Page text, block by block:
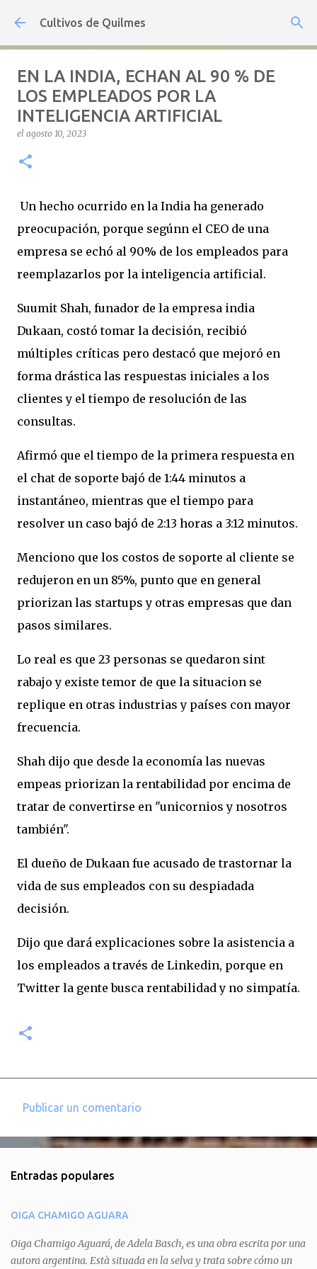
Ir al contenido principal
Cultivos de Quilmes
EN LA INDIA, ECHAN AL 90 % DE
LOS EMPLEADOS POR LA
INTELIGENCIA ARTIFICIAL
el agosto 10, 2023
Un hecho ocurrido en la India ha generado
preocupación, porque segúnn el CEO de una
empresa se echó al 90% de los empleados para
reemplazarlos por la inteligencia artificial.
Suumit Shah, funador de la empresa india
Dukaan, costó tomar la decisión, recibió
múltiples críticas pero destacó que mejoró en
forma drástica las respuestas iniciales a los
clientes y el tiempo de resolución de las
consultas.
Afirmó que el tiempo de la primera respuesta en
el chat de soporte bajó de 1:44 minutos a
instantáneo, mientras que el tiempo para
resolver un caso bajó de 2:13 horas a 3:12 minutos.
Menciono que los costos de soporte al cliente se
redujeron en un 85%, punto que en general
priorizan las startups y otras empresas que dan
pasos similares.
Lo real es que 23 personas se quedaron sint
rabajo y existe temor de que la situacion se
replique en otras industrias y países con mayor
frecuencia.
Shah dijo que desde la economía las nuevas
empeas priorizan la rentabilidad por encima de
tratar de convertirse en "unicornios y nosotros
también".
El dueño de Dukaan fue acusado de trastornar la
vida de sus empleados con su despiadada
decisión.
Dijo que dará explicaciones sobre la asistencia a
los empleados a través de Linkedin, porque en
Twitter la gente busca rentabilidad y no simpatía.
e
t
a
r
Publicar un comentario
Entradas populares
OIGA CHAMIGO AGUARA
Oiga Chamigo Aguará, de Adela Basch, es una obra escrita por una
autora argentina. Està situada en la selva y trata sobre cómo un